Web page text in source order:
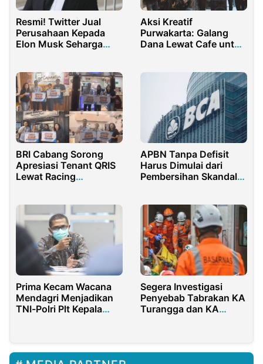
Resmi! Twitter Jual
Perusahaan Kepada
Elon Musk Seharga
Aksi Kreatif
Purwakarta: Galang
Dana Lewat Cafe untuk
BRI Cabang Sorong
Apresiasi Tenant QRIS
Lewat Racing
APBN Tanpa Defisit
Harus Dimulai dari
Pembersihan Skandal
Prima Kecam Wacana
Mendagri Menjadikan
TNI-Polri Plt Kepala
Segera Investigasi
Penyebab Tabrakan KA
Turangga dan KA